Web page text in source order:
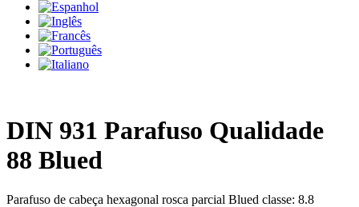
DIN 931 Parafuso Qualidade
88 Blued
Parafuso de cabeça hexagonal rosca parcial Blued classe: 8.8